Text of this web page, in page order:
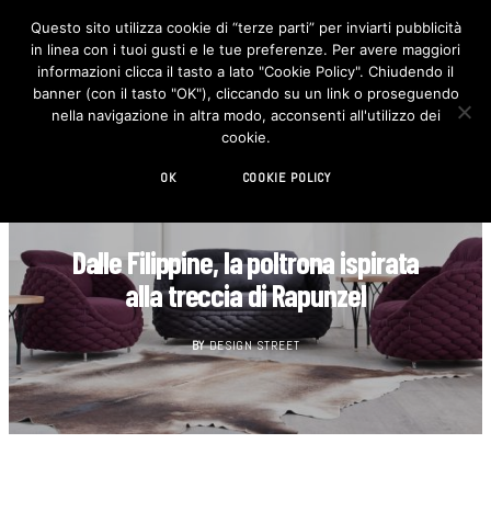
F
c
e
b
o
I
n
s
t
Dalle Filippine, la poltrona ispirata
alla treccia di Rapunzel
BY DESIGN STREET
Questo sito utilizza cookie di “terze parti” per inviarti pubblicità
in linea con i tuoi gusti e le tue preferenze. Per avere maggiori
informazioni clicca il tasto a lato "Cookie Policy". Chiudendo il
banner (con il tasto "OK"), cliccando su un link o proseguendo
nella navigazione in altra modo, acconsenti all'utilizzo dei
cookie.
OK COOKIE POLICY